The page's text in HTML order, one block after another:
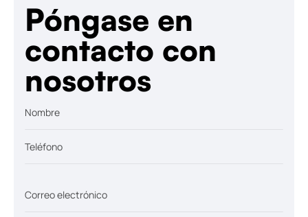
Póngase en
contacto con
nosotros